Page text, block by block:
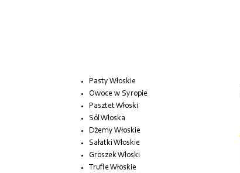
Pasty Włoskie
Owoce w Syropie
Pasztet Włoski
Sól Włoska
Dżemy Włoskie
Sałatki Włoskie
Groszek Włoski
Trufle Włoskie